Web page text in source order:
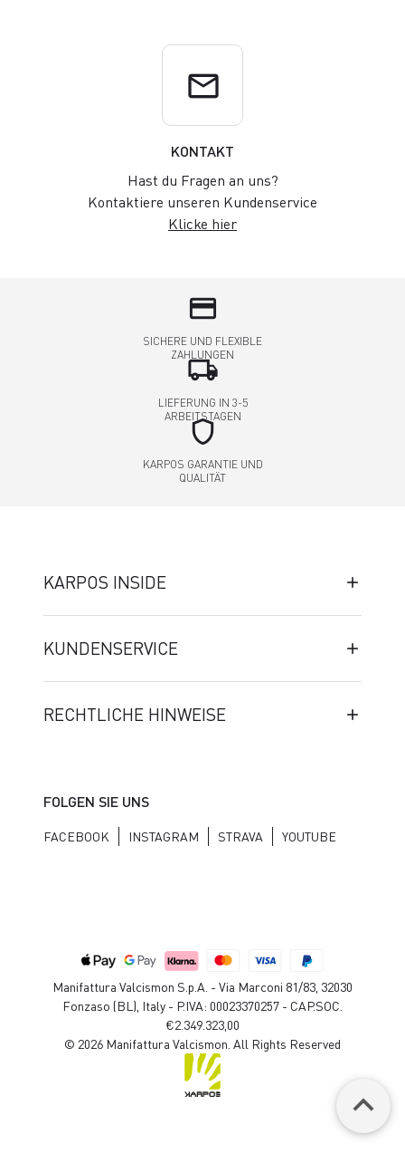
email
KONTAKT
Hast du Fragen an uns?
Kontaktiere unseren Kundenservice
Klicke hier
credit_card
SICHERE UND FLEXIBLE
ZAHLUNGEN
local_shipping
LIEFERUNG IN 3-5
ARBEITSTAGEN
shield
KARPOS GARANTIE UND
QUALITÄT
KARPOS INSIDE
KUNDENSERVICE
RECHTLICHE HINWEISE
FOLGEN SIE UNS
FACEBOOK INSTAGRAM STRAVA YOUTUBE
Manifattura Valcismon S.p.A. - Via Marconi 81/83, 32030
Fonzaso (BL), Italy - P.IVA: 00023370257 - CAP.SOC.
€2.349.323,00
© 2026 Manifattura Valcismon. All Rights Reserved
keyboard_arrow_up